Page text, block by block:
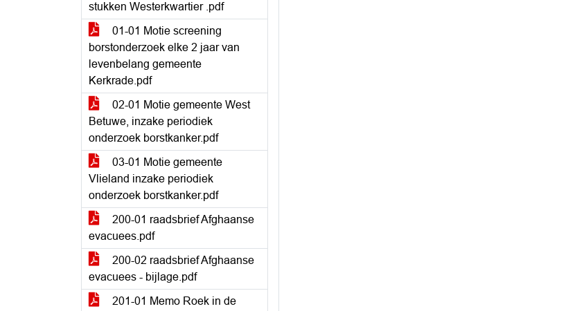
stukken Westerkwartier .pdf
01-01 Motie screening
borstonderzoek elke 2 jaar van
levenbelang gemeente
Kerkrade.pdf
02-01 Motie gemeente West
Betuwe, inzake periodiek
onderzoek borstkanker.pdf
03-01 Motie gemeente
Vlieland inzake periodiek
onderzoek borstkanker.pdf
200-01 raadsbrief Afghaanse
evacuees.pdf
200-02 raadsbrief Afghaanse
evacuees - bijlage.pdf
201-01 Memo Roek in de